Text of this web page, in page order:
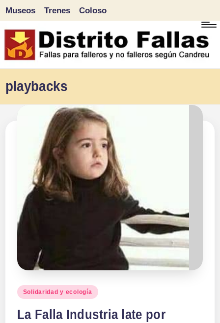
Saltar
al
Museos Trenes Coloso
playbacks
Publicado
Solidaridad y ecología
La Falla Industria late por